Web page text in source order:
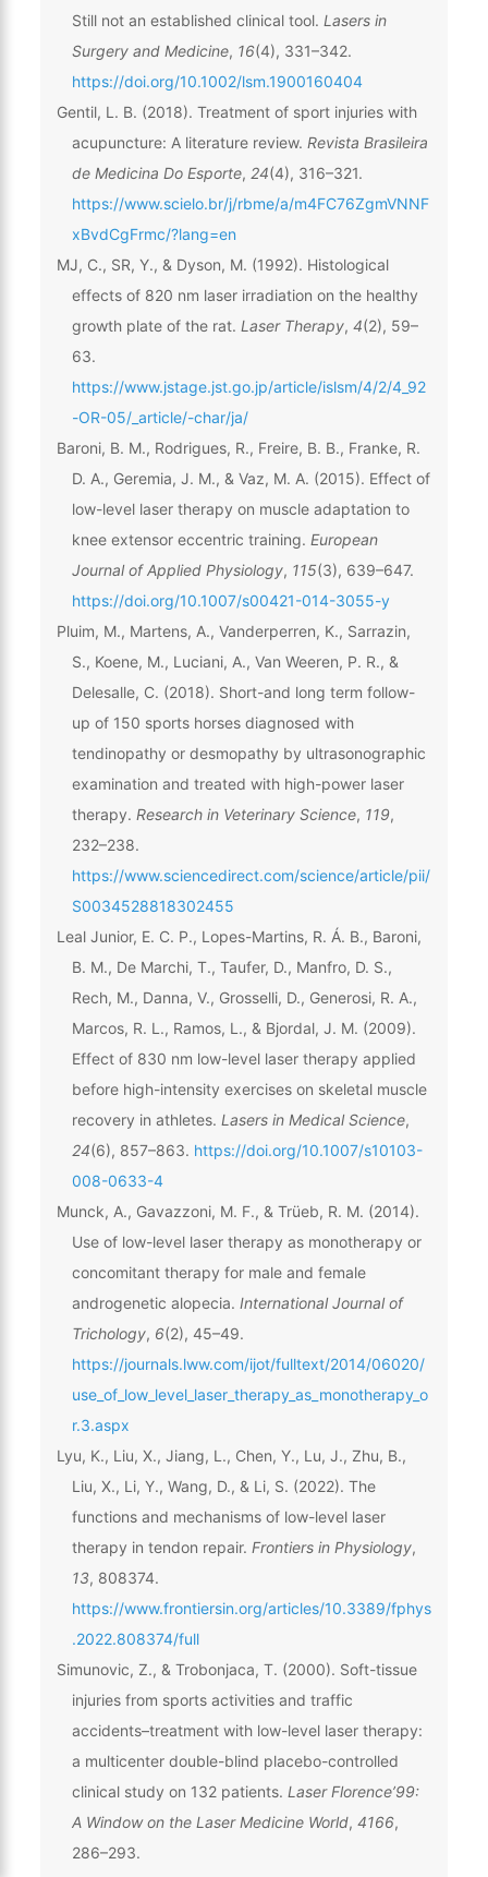
Still not an established clinical tool. Lasers in
Surgery and Medicine, 16(4), 331–342.
https://doi.org/10.1002/lsm.1900160404
Gentil, L. B. (2018). Treatment of sport injuries with
acupuncture: A literature review. Revista Brasileira
de Medicina Do Esporte, 24(4), 316–321.
https://www.scielo.br/j/rbme/a/m4FC76ZgmVNNF
xBvdCgFrmc/?lang=en
MJ, C., SR, Y., & Dyson, M. (1992). Histological
effects of 820 nm laser irradiation on the healthy
growth plate of the rat. Laser Therapy, 4(2), 59–
63.
https://www.jstage.jst.go.jp/article/islsm/4/2/4_92
-OR-05/_article/-char/ja/
Baroni, B. M., Rodrigues, R., Freire, B. B., Franke, R.
D. A., Geremia, J. M., & Vaz, M. A. (2015). Effect of
low-level laser therapy on muscle adaptation to
knee extensor eccentric training. European
Journal of Applied Physiology, 115(3), 639–647.
https://doi.org/10.1007/s00421-014-3055-y
Pluim, M., Martens, A., Vanderperren, K., Sarrazin,
S., Koene, M., Luciani, A., Van Weeren, P. R., &
Delesalle, C. (2018). Short-and long term follow-
up of 150 sports horses diagnosed with
tendinopathy or desmopathy by ultrasonographic
examination and treated with high-power laser
therapy. Research in Veterinary Science, 119,
232–238.
https://www.sciencedirect.com/science/article/pii/
S0034528818302455
Leal Junior, E. C. P., Lopes-Martins, R. Á. B., Baroni,
B. M., De Marchi, T., Taufer, D., Manfro, D. S.,
Rech, M., Danna, V., Grosselli, D., Generosi, R. A.,
Marcos, R. L., Ramos, L., & Bjordal, J. M. (2009).
Effect of 830 nm low-level laser therapy applied
before high-intensity exercises on skeletal muscle
recovery in athletes. Lasers in Medical Science,
24(6), 857–863. https://doi.org/10.1007/s10103-
008-0633-4
Munck, A., Gavazzoni, M. F., & Trüeb, R. M. (2014).
Use of low-level laser therapy as monotherapy or
concomitant therapy for male and female
androgenetic alopecia. International Journal of
Trichology, 6(2), 45–49.
https://journals.lww.com/ijot/fulltext/2014/06020/
use_of_low_level_laser_therapy_as_monotherapy_o
r.3.aspx
Lyu, K., Liu, X., Jiang, L., Chen, Y., Lu, J., Zhu, B.,
Liu, X., Li, Y., Wang, D., & Li, S. (2022). The
functions and mechanisms of low-level laser
therapy in tendon repair. Frontiers in Physiology,
13, 808374.
https://www.frontiersin.org/articles/10.3389/fphys
.2022.808374/full
Simunovic, Z., & Trobonjaca, T. (2000). Soft-tissue
injuries from sports activities and traffic
accidents–treatment with low-level laser therapy:
a multicenter double-blind placebo-controlled
clinical study on 132 patients. Laser Florence’99:
A Window on the Laser Medicine World, 4166,
286–293.